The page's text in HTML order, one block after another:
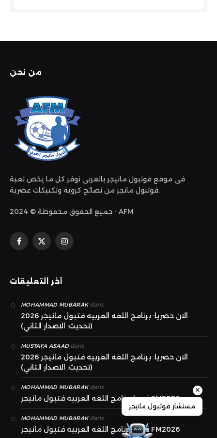
من نحن
في موقع فوتبول مانيجر بالعربي نوفر كل ما يخص لعبة
فوتبول مانجر من نصائح كروية وتكتيكات عصرية.
جميع الحقوق محفوظة © 2024 - AFM
فيسبوك
X
الانستغرام
آخر التعليقات
MOHAMMAD MUBARAKdans
الان حصريا: برنامج اللغه العربيه فتبول مانيجر 2026
(تحديث: الاصدار الثاني)
MUSTAFA ASAADdans
الان حصريا: برنامج اللغه العربيه فتبول مانيجر 2026
(تحديث: الاصدار الثاني)
MOHAMMAD MUBARAKdans
قريبا برنامج اللغه العربيه فتبول مانيجر FM2026
MOHAMMAD MUBARAKdans
قريبا برنامج اللغه العربيه فتبول مانيجر FM2026
✕
مستشار فوتبول مانيجر